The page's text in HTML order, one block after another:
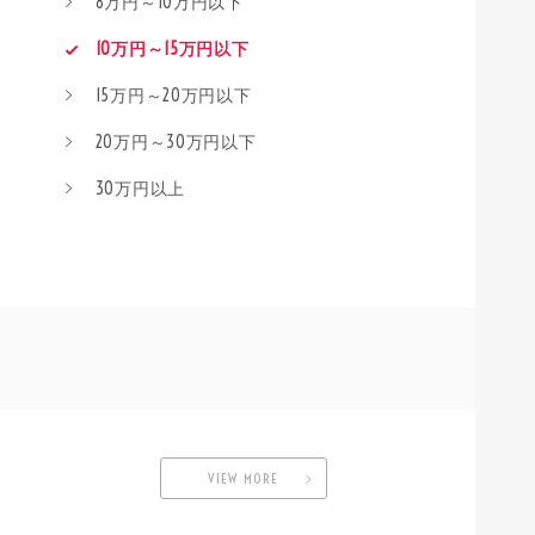
10万円～15万円以下
15万円～20万円以下
20万円～30万円以下
30万円以上
VIEW MORE